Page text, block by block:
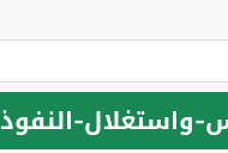
واستغلال-النفوذ